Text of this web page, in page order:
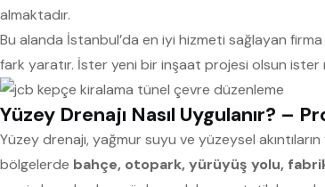
almaktadır.
Bu alanda İstanbul’da en iyi hizmeti sağlayan firma
fark yaratır. İster yeni bir inşaat projesi olsun ister
Yüzey Drenajı Nasıl Uygulanır? –
Yüzey drenajı, yağmur suyu ve yüzeysel
bölgelerde bahçe, otopark, yürüyüş yolu,